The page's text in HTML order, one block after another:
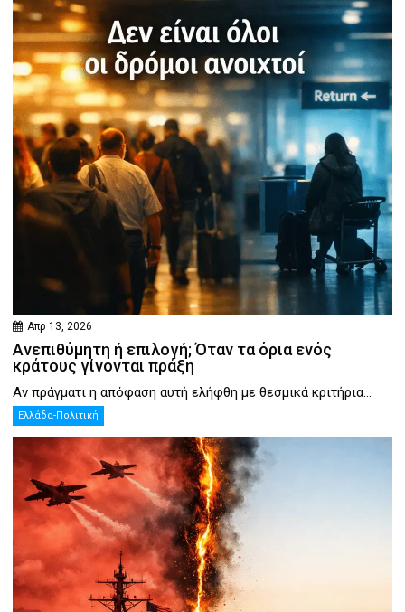
Απρ 13, 2026
Ανεπιθύμητη ή επιλογή; Όταν τα όρια ενός
κράτους γίνονται πράξη
Αν πράγματι η απόφαση αυτή ελήφθη με θεσμικά κριτήρια...
Ελλάδα-Πολιτική